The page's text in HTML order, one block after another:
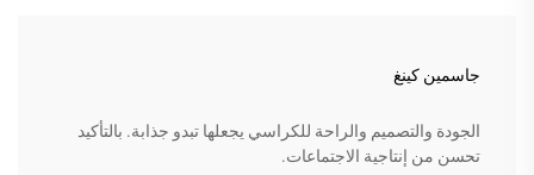
جاسمين كينغ
الجودة والتصميم والراحة للكراسي يجعلها تبدو جذابة. بالتأكيد
تحسن من إنتاجية الاجتماعات.